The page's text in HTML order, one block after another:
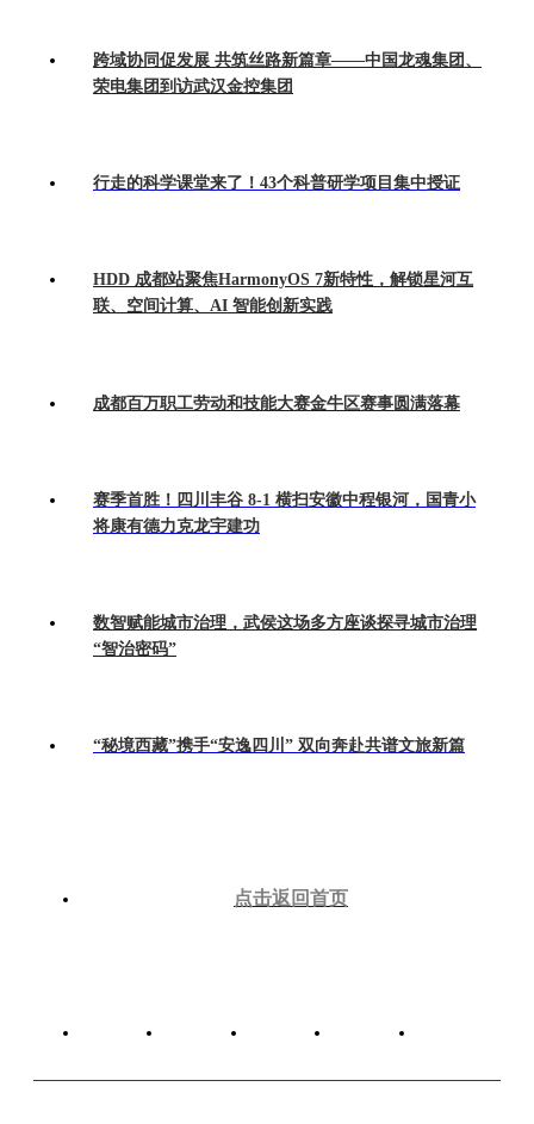
跨域协同促发展 共筑丝路新篇章——中国龙魂集团、
荣电集团到访武汉金控集团
行走的科学课堂来了！43个科普研学项目集中授证
HDD 成都站聚焦HarmonyOS 7新特性，解锁星河互
联、空间计算、AI 智能创新实践
成都百万职工劳动和技能大赛金牛区赛事圆满落幕
赛季首胜！四川丰谷 8-1 横扫安徽中程银河，国青小
将康有德力克龙宇建功
数智赋能城市治理，武侯这场多方座谈探寻城市治理
“智治密码”
“秘境西藏”携手“安逸四川” 双向奔赴共谱文旅新篇
点击返回首页
关于我们 广告服务 版权声明 网站建设